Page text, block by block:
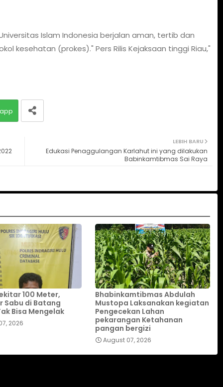
Islam Indonesia berjalan aman, tertib dan
kesehatan (prokes)." Pers Rilis Kejaksaan tinggi Riau,"
LEBIH BARU
Edukasi Penaggulangan Karlahut ini yang dilakukan
Babinkamtibmas Sai Raya
100 Meter,
Sabu di Batang
Bisa Mengelak
2026
Bhabinkamtibmas Abdulah
Mustopa Laksanakan kegiatan
Pengecekan Lahan
pekarangan Ketahanan
pangan bergizi
August 07, 2026